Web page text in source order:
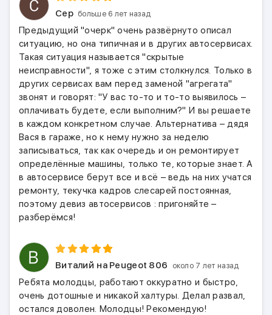
Сер больше 6 лет назад
Предыдущий "очерк" очень развёрнуто описал
ситуацию, но она типичная и в других автосервисах.
Такая ситуация называется "скрытые
неисправности", я тоже с этим столкнулся. Только в
других сервисах вам перед заменой "агрегата"
звонят и говорят: "У вас то-то и то-то выявилось –
оплачивать будете, если выполним?" И вы решаете
в каждом конкретном случае. Альтернатива – дядя
Вася в гараже, но к нему нужно за неделю
записываться, так как очередь и он ремонтирует
определённые машины, только те, которые знает. А
в автосервисе берут все и всё – ведь на них учатся
ремонту, текучка кадров слесарей постоянная,
поэтому девиз автосервисов : пригоняйте –
разберёмся!
Виталий на Peugeot 806 около 7 лет назад
Ребята молодцы, работают оккуратно и быстро,
очень дотошные и никакой халтуры. Делал развал,
остался доволен. Молодцы! Рекомендую!